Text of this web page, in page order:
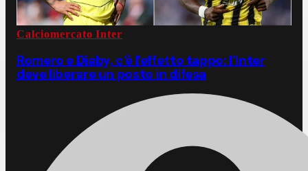
Calciomercato Inter
Romero e Diaby, c'è l'effetto tappo: l’Inter
deve liberare un posto in difesa